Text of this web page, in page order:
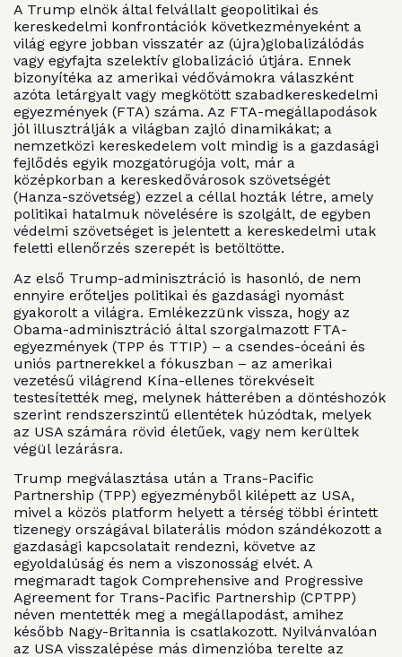
A Trump elnök által felvállalt geopolitikai és
kereskedelmi konfrontációk következményeként a
világ egyre jobban visszatér az (újra)globalizálódás
vagy egyfajta szelektív globalizáció útjára. Ennek
bizonyítéka az amerikai védővámokra válaszként
azóta letárgyalt vagy megkötött szabadkereskedelmi
egyezmények (FTA) száma. Az FTA-megállapodások
jól illusztrálják a világban zajló dinamikákat; a
nemzetközi kereskedelem volt mindig is a gazdasági
fejlődés egyik mozgatórugója volt, már a
középkorban a kereskedővárosok szövetségét
(Hanza-szövetség) ezzel a céllal hozták létre, amely
politikai hatalmuk növelésére is szolgált, de egyben
védelmi szövetséget is jelentett a kereskedelmi utak
feletti ellenőrzés szerepét is betöltötte.
Az első Trump-adminisztráció is hasonló, de nem
ennyire erőteljes politikai és gazdasági nyomást
gyakorolt a világra. Emlékezzünk vissza, hogy az
Obama-adminisztráció által szorgalmazott FTA-
egyezmények (TPP és TTIP) – a csendes-óceáni és
uniós partnerekkel a fókuszban – az amerikai
vezetésű világrend Kína-ellenes törekvéseit
testesítették meg, melynek hátterében a döntéshozók
szerint rendszerszintű ellentétek húzódtak, melyek
az USA számára rövid életűek, vagy nem kerültek
végül lezárásra.
Trump megválasztása után a Trans-Pacific
Partnership (TPP) egyezményből kilépett az USA,
mivel a közös platform helyett a térség többi érintett
tizenegy országával bilaterális módon szándékozott a
gazdasági kapcsolatait rendezni, követve az
egyoldalúság és nem a viszonosság elvét. A
megmaradt tagok Comprehensive and Progressive
Agreement for Trans-Pacific Partnership (CPTPP)
néven mentették meg a megállapodást, amihez
később Nagy-Britannia is csatlakozott. Nyilvánvalóan
az USA visszalépése más dimenzióba terelte az